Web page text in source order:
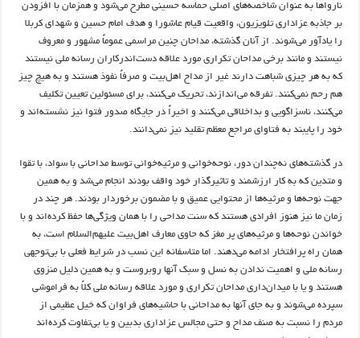
نارواها به عنوان شاخصه‌های اصلی حماسه حسینی مطرح می‌شود و همزمان با افزودن
بر جاذبه عزاداری تلویزیون، واقعیت قیام عاشورا و هدف امام حسین و شهدای کربلا
را یادآور می‌شوند. از آنان گذشته، مداحان چنین مراسمی عموماً مشهور و معروف
نیستند و مانند برخی مداحان تکراری مورد علاقه دست‌اندرکاران رسانه ملی نیستند
که به هر چیزی شباهت دارند غیر از مداح اهل‌بیت و صرفاً نفوذ هستند و به هیچ‌ چیز
هم رحم نمی‌کنند. تفرقه‌ می‌اندازند، تحریک می‌کنند، برای مسئولین تعیین تکلیف
می‌کنند، ناسزاگویی و بداخلاقی می‌کنند و اخیراً در جایگاه صدور فتوا نیز نشسته‌اند و
خود را پایبند به فتاوای مراجع معظم تقلید نیز نمی‌دانند.
در گذشته‌های نه‌چندان دور، نوحه‌خوانی و مرثیه‌خوانی توسط مداحانی با سواد، با تقوا
و متدین که به کار ارزشمند و تاثیرگذار خود واقف بودند انجام می‌شد و به همین
جهت نوحه‌ها و مرثیه‌ها از محتوایی عمیق و با مضمون برخوردار بودند. هر چند در
زمان ما نیز هنوز افرادی هستند که سنت مداحی را با همان ویژگی‌ها حفظ کرده‌اند و با
خواندن نوحه‌ها و مرثیه‌های پر مغز که حاوی معارف اهل‌بیت علیهم‌السلام است، به
همان راه پرافتخار ادامه می‌دهند. اما متاسفانه این نسب در شرایط فعلی با بی‌توجهی
رسانه ملی و اهمیت ندادن به نسل و سبک آنها روبروست و به همین دلیل منزوی
هستند و یا با میدان‌داری مداحان تکراری و مورد علاقه رسانه ملی کلاً به فراموشی
سپرده می‌شوند و به جای آنها به مداحانی با حاشیه‌های فراوان که خیل عظیمی از
مردم را نسبت به صنف مداح و حتی مجالس عزاداری بدبین و یا بی‌تفاوت کرده‌اند